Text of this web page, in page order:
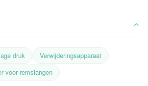
druk
Verwijderingsapparaat
voor remslangen